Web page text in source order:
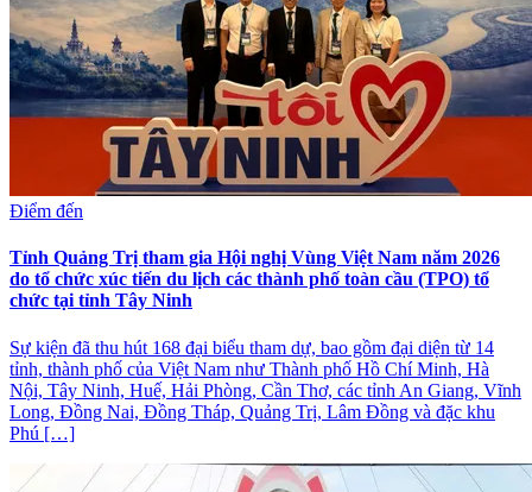
Điểm đến
Tỉnh Quảng Trị tham gia Hội nghị Vùng Việt Nam năm 2026
do tổ chức xúc tiến du lịch các thành phố toàn cầu (TPO) tổ
chức tại tỉnh Tây Ninh
Sự kiện đã thu hút 168 đại biểu tham dự, bao gồm đại diện từ 14
tỉnh, thành phố của Việt Nam như Thành phố Hồ Chí Minh, Hà
Nội, Tây Ninh, Huế, Hải Phòng, Cần Thơ, các tỉnh An Giang, Vĩnh
Long, Đồng Nai, Đồng Tháp, Quảng Trị, Lâm Đồng và đặc khu
Phú […]